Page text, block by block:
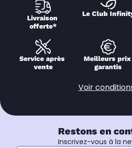
Livraison
offerte*
Le Club
Service après
vente
Meilleurs prix
garantis
Voir
Restons en
Inscrivez-vous à la